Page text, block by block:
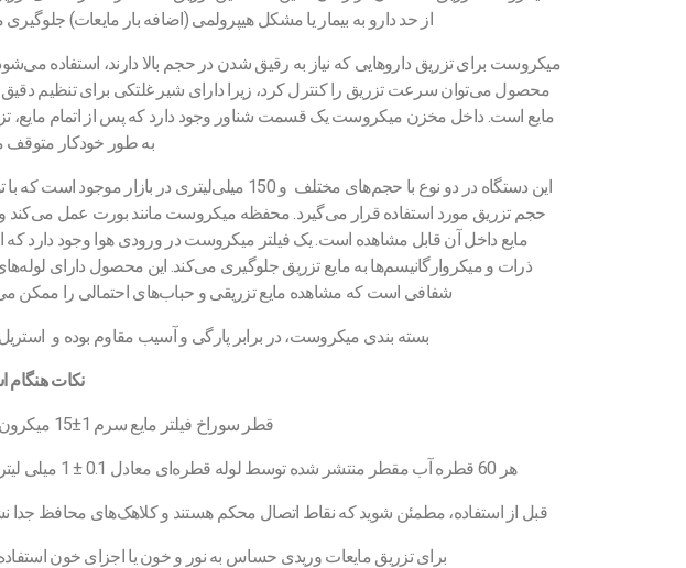
از حد دارو به بیمار یا مشکل هیپرولمی (اضافه بار مایعات) جلوگیری
میکروست برای تزریق داروهایی که نیاز به رقیق شدن در حجم بالا دارند، استفاده
محصول می‌توان سرعت تزریق را کنترل کرد، زیرا دارای شیر غلتکی برای تنظیم
مایع است. داخل مخزن میکروست یک قسمت شناور وجود دارد که پس از اتمام مایع،
به طور خودکار متوقف
این دستگاه در دو نوع با حجم‌های مختلف و 150 میلی‌لیتری در بازار موجود
حجم تزریق مورد استفاده قرار می‌گیرد. محفظه میکروست مانند بورت عمل
مایع داخل آن قابل مشاهده است. یک فیلتر میکروست در ورودی هوا وجود دارد که
ذرات و میکروارگانیسم‌ها به مایع تزریق جلوگیری می‌کند. این محصول دارای
شفافی است که مشاهده مایع تزریقی و حباب‌های احتمالی را ممکن
بسته بندی میکروست، در برابر پارگی و آسیب مقاوم بوده و
نکات هنگام
قطر سوراخ فیلتر مایع سرم 1±15 میکرون است.
هر 60 قطره آب مقطر منتشر شده توسط لوله قطره‌ای معادل 0.1 ± 1 میلی لیتر است.
قبل از استفاده، مطمئن شوید که نقاط اتصال محکم هستند و کلاهک‌های محافظ جدا
برای تزریق مایعات وریدی حساس به نور و خون یا اجزای خون